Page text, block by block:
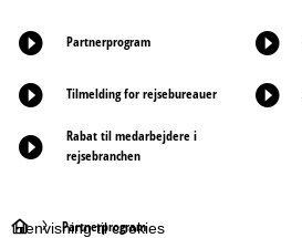
Henvisning til cookies
Partnerprogram
Tilmelding for rejsebureauer
Rabat til medarbejdere i
rejsebranchen
S Partnerprogram